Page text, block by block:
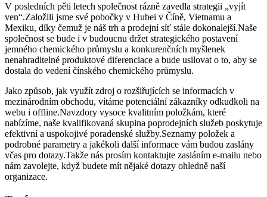
V posledních pěti letech společnost rázně zavedla strategii „vyjít
ven“.Založili jsme své pobočky v Hubei v Číně, Vietnamu a
Mexiku, díky čemuž je náš trh a prodejní síť stále dokonalejší.Naše
společnost se bude i v budoucnu držet strategického postavení
jemného chemického průmyslu a konkurenčních myšlenek
nenahraditelné produktové diferenciace a bude usilovat o to, aby se
dostala do vedení čínského chemického průmyslu.
Jako způsob, jak využít zdroj o rozšiřujících se informacích v
mezinárodním obchodu, vítáme potenciální zákazníky odkudkoli na
webu i offline.Navzdory vysoce kvalitním položkám, které
nabízíme, naše kvalifikovaná skupina poprodejních služeb poskytuje
efektivní a uspokojivé poradenské služby.Seznamy položek a
podrobné parametry a jakékoli další informace vám budou zaslány
včas pro dotazy.Takže nás prosím kontaktujte zasláním e-mailu nebo
nám zavolejte, když budete mít nějaké dotazy ohledně naší
organizace.